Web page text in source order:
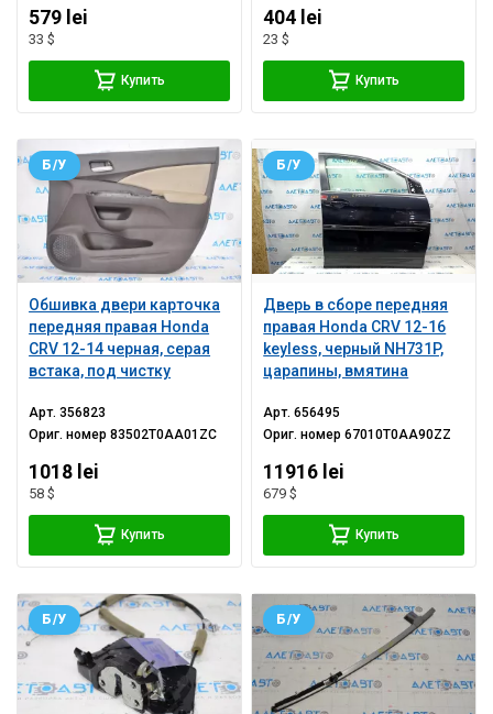
579 lei
33 $
Купить
404 lei
23 $
Купить
Обшивка двери карточка
передняя правая Honda
CRV 12-14 черная, серая
встака, под чистку
Б/У
Арт.356823
Ориг. номер83502T0AA01ZC
1018 lei
58 $
Купить
Дверь в сборе передняя
правая Honda CRV 12-16
keyless, черный NH731P,
царапины, вмятина
Б/У
Арт.656495
Ориг. номер67010T0AA90ZZ
11916 lei
679 $
Купить
Б/У Б/У